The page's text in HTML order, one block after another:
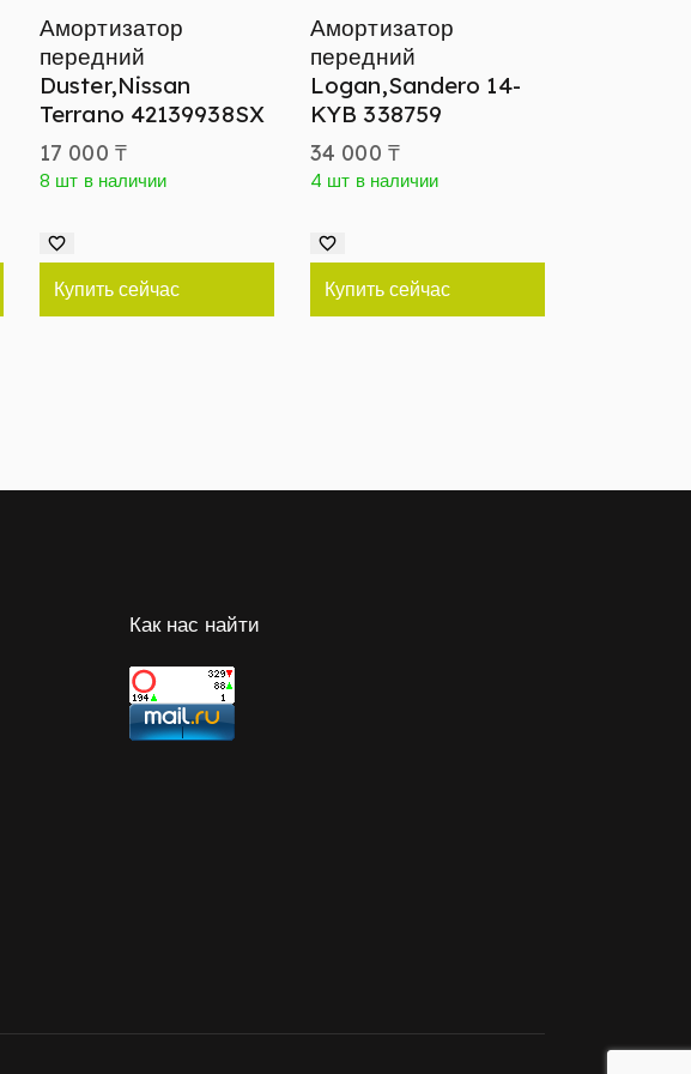
Амортизатор
передний
Duster,Nissan
Terrano 42139938SX
17 000 ₸
8 шт в наличии
Купить сейчас
Амортизатор
передний
Logan,Sandero 14-
KYB 338759
34 000 ₸
4 шт в наличии
Купить сейчас
Как нас найти